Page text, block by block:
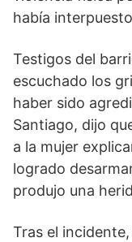
había
Testigos del
escuchado los
haber sido
Santiago, dijo
a la mujer
logrado
produjo una
Tras el